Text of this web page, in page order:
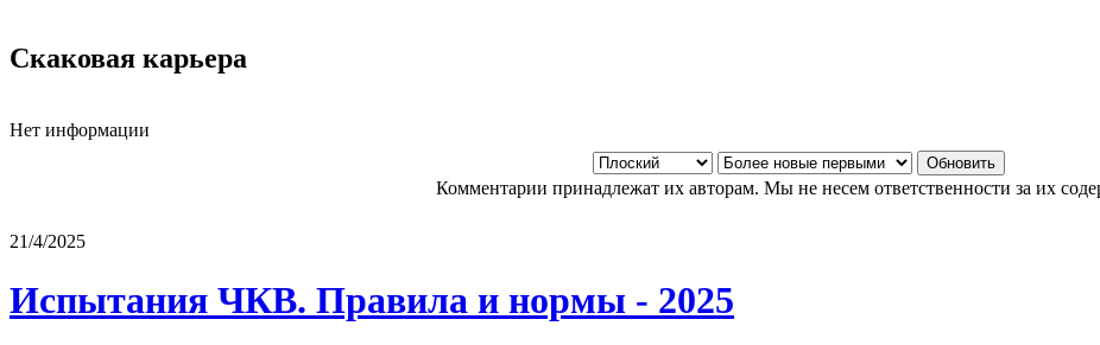
Скаковая карьера
Нет информации
Комментарии принадлежат их авторам. Мы не несем ответственности за их
21/4/2025
Испытания ЧКВ. Правила и нормы - 2025